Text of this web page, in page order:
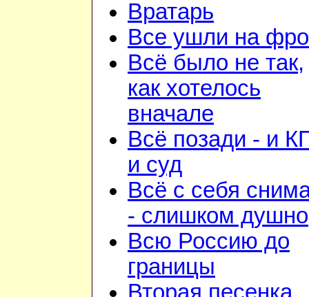
Вратарь
Все ушли на
Всё было не так,
как хотелось
вначале
Всё позади - и
и суд
Всё с себя
- слишком душно
Всю Россию до
границы